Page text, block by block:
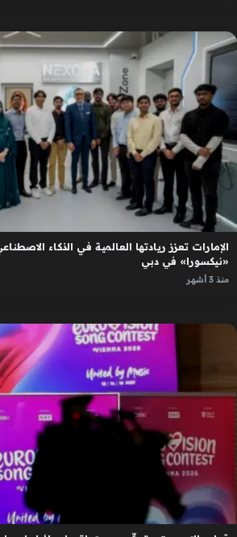
الإمارات تعزز ريادتها العالمية في الذكاء
«نيكسورا» في دبي
منذ 3 أشهر